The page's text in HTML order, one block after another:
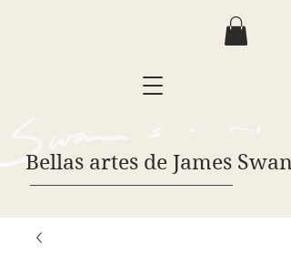
Bellas artes de James